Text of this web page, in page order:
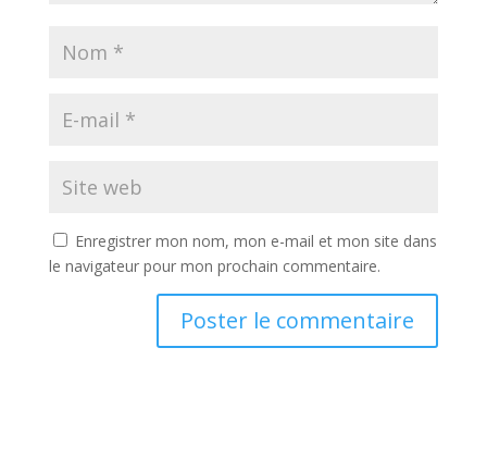
Enregistrer mon nom, mon e-mail et mon site dans
le navigateur pour mon prochain commentaire.